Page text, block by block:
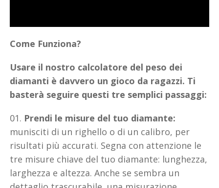
Come Funziona?
Usare il nostro calcolatore del peso dei
diamanti è davvero un gioco da ragazzi. Ti
basterà seguire questi tre semplici passaggi:
Prendi le misure del tuo diamante:
munisciti di un righello o di un calibro, per
risultati più accurati. Segna con attenzione le
tre misure chiave del tuo diamante: lunghezza,
larghezza e altezza. Anche se sembra un